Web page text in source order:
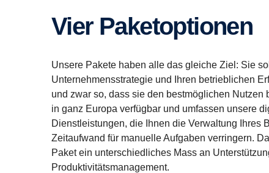
Vier Paketoptionen
Unsere Pakete haben alle das gleiche Ziel: Sie
Unternehmensstrategie und Ihren betrieblichen
und zwar so, dass sie den bestmöglichen Nutzen
in ganz Europa verfügbar und umfassen unsere
Dienstleistungen, die Ihnen die Verwaltung Ihres
Zeitaufwand für manuelle Aufgaben verringern.
Paket ein unterschiedliches Mass an
Produktivitätsmanagement.